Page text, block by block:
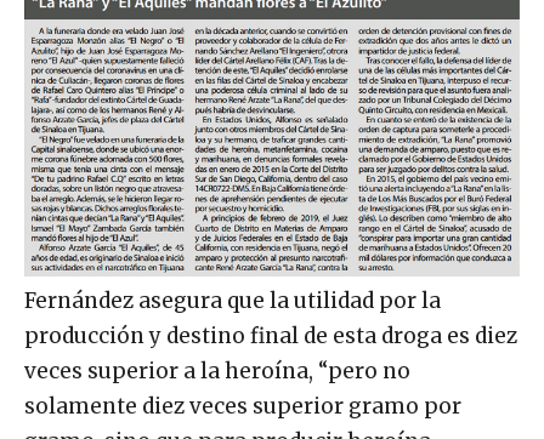
Fernández asegura que la utilidad por la
producción y destino final de esta droga es diez
veces superior a la heroína, “pero no
solamente diez veces superior gramo por